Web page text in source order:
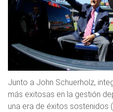
Junto a John Schuerholz,
más exitosas en la gestión
una era de éxitos sostenidos